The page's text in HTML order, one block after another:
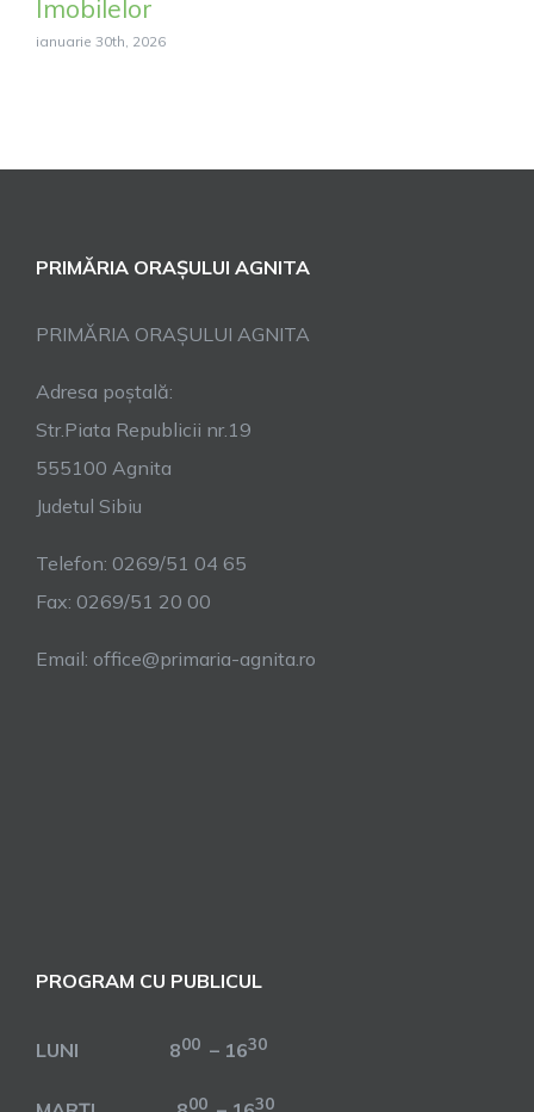
Imobilelor
ianuarie 30th, 2026
PRIMĂRIA ORAȘULUI AGNITA
PRIMĂRIA ORAȘULUI AGNITA
Adresa poștală:
Str.Piata Republicii nr.19
555100 Agnita
Judetul Sibiu
Telefon: 0269/51 04 65
Fax: 0269/51 20 00
Email: office@primaria-agnita.ro
PROGRAM CU PUBLICUL
LUNI 800 – 1630
00 30